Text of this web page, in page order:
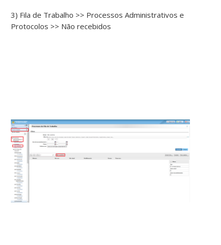
3) Fila de Trabalho >> Processos Administrativos e
Protocolos >> Não recebidos